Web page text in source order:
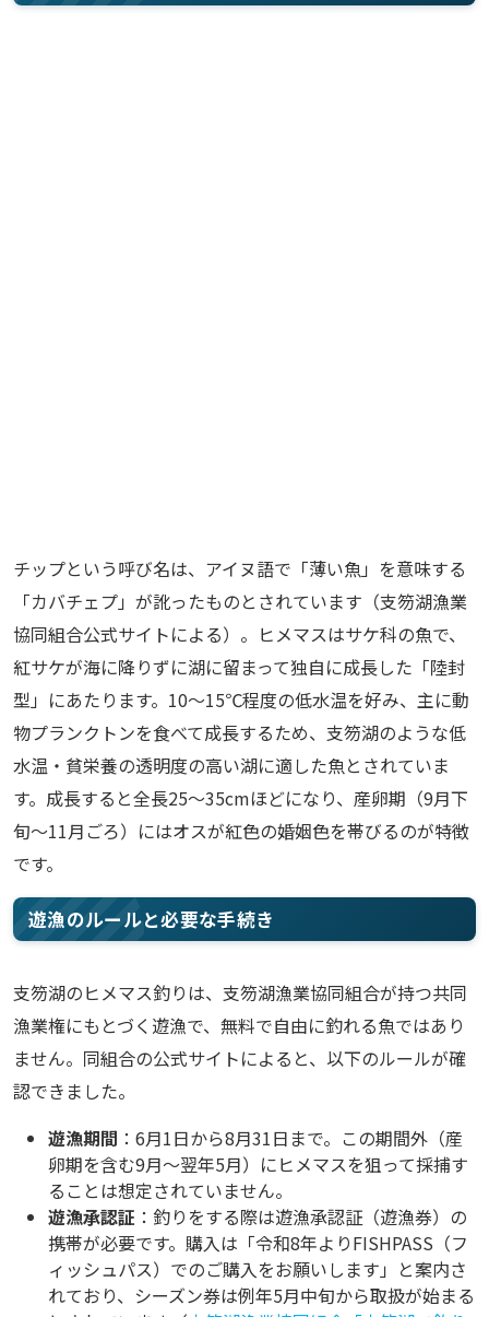
チップという呼び名は、アイヌ語で「薄い魚」を意味する
「カバチェプ」が訛ったものとされています（支笏湖漁業
協同組合公式サイトによる）。ヒメマスはサケ科の魚で、
紅サケが海に降りずに湖に留まって独自に成長した「陸封
型」にあたります。10〜15℃程度の低水温を好み、主に動
物プランクトンを食べて成長するため、支笏湖のような低
水温・貧栄養の透明度の高い湖に適した魚とされていま
す。成長すると全長25〜35cmほどになり、産卵期（9月下
旬〜11月ごろ）にはオスが紅色の婚姻色を帯びるのが特徴
です。
遊漁のルールと必要な手続き
支笏湖のヒメマス釣りは、支笏湖漁業協同組合が持つ共同
漁業権にもとづく遊漁で、無料で自由に釣れる魚ではあり
ません。同組合の公式サイトによると、以下のルールが確
認できました。
遊漁期間 ：6月1日から8月31日まで。この期間外（産
卵期を含む9月〜翌年5月）にヒメマスを狙って採捕す
ることは想定されていません。
遊漁承認証 ：釣りをする際は遊漁承認証（遊漁券）の
携帯が必要です。購入は「令和8年よりFISHPASS（フ
ィッシュパス）でのご購入をお願いします」と案内さ
れており、シーズン券は例年5月中旬から取扱が始まる